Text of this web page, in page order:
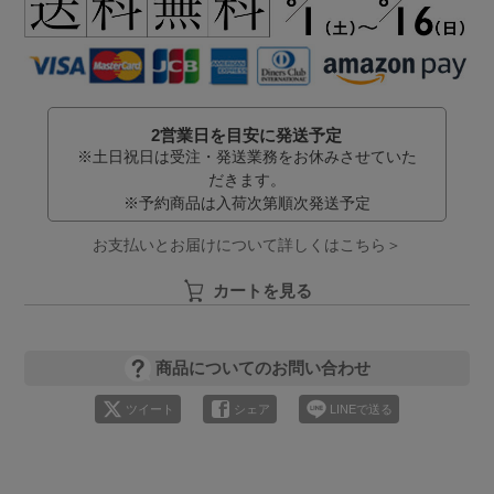
2営業日を目安に発送予定
※土日祝日は受注・発送業務をお休みさせていた
だきます。
※予約商品は入荷次第順次発送予定
お支払いとお届けについて詳しくはこちら＞
カートを見る
商品についてのお問い合わせ
ツイート シェア LINEで送る